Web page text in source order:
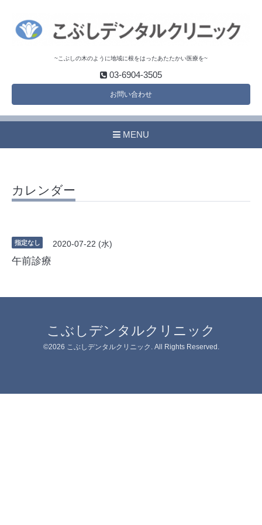
~こぶしの木のように地域に根をはったあたたかい医療を~
03-6904-3505
お問い合わせ
MENU
カレンダー
指定なし 2020-07-22 (水)
午前診療
こぶしデンタルクリニック
©2026 こぶしデンタルクリニック . All Rights Reserved.